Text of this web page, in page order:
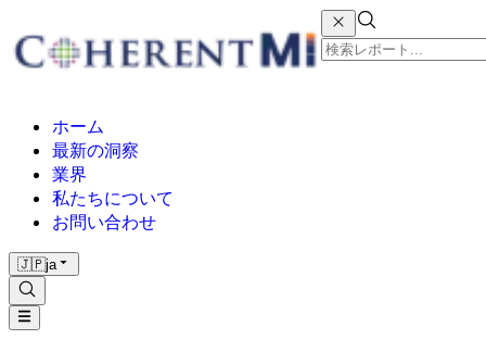
ホーム
最新の洞察
業界
私たちについて
お問い合わせ
🇯🇵ja